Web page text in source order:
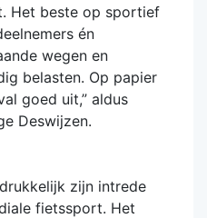
Het beste op sportief
én
wegen en
belasten. Op papier
goed uit,” aldus
Deswijzen.
zijn intrede
fietssport. Het